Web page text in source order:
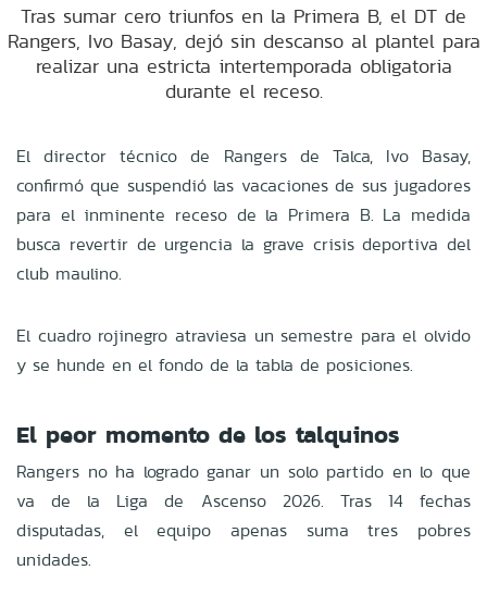
Tras sumar cero triunfos en la Primera B, el DT de
Rangers, Ivo Basay, dejó sin descanso al plantel para
realizar una estricta intertemporada obligatoria
durante el receso.
El director técnico de Rangers de Talca, Ivo Basay,
confirmó que suspendió las vacaciones de sus jugadores
para el inminente receso de la Primera B. La medida
busca revertir de urgencia la grave crisis deportiva del
club maulino.
El cuadro rojinegro atraviesa un semestre para el olvido
y se hunde en el fondo de la tabla de posiciones.
El peor momento de los talquinos
Rangers no ha logrado ganar un solo partido en lo que
va de la Liga de Ascenso 2026. Tras 14 fechas
disputadas, el equipo apenas suma tres pobres
unidades.